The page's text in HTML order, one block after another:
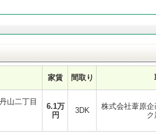
家賃 間取り
山二丁目
6.1万
円
3DK
株式会社葦原